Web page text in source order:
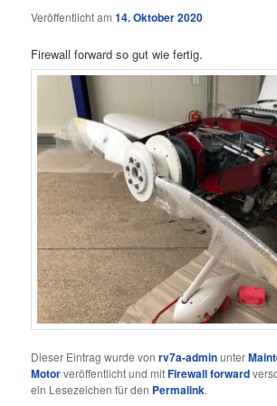
Veröffentlicht am14. Oktober 2020
Firewall forward so gut wie fertig.
Dieser Eintrag wurde vonrv7a-adminunter
Motorveröffentlicht und mitFirewall forward
ein Lesezeichen für den Permalink.